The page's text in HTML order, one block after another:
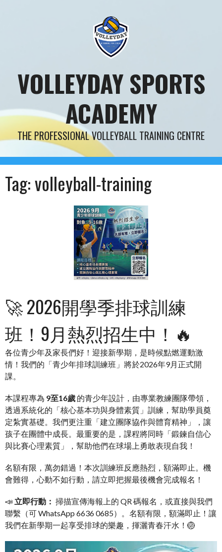
VOLLEYDAY SPORTS
ACADEMY
THE PROFESSIONAL VOLLEYBALL TRAINING CENTRE
Tag:volleyball-training
🚀 2026開學季排球訓練
班！9月熱烈招生中！🔥
各位青少年及家長們好！迎接新學期，是時候點燃運動激
情！我們的「青少年排球訓練班」將於2026年9月正式開
課。
本課程專為 9至16歲 的青少年設計，由專業教練團隊帶領，
透過系統化的「核心基本功與身體素質」訓練，幫助學員奠
定紮實基礎。我們更注重「建立團隊協作與體育精神」，讓
孩子在團體中成長。最重要的是，課程將同時「鍛鍊自信心
與比賽心理素質」，幫助他們在球場上勇敢表現自我！
名額有限，萬勿錯過！本次訓練班反應熱烈，額滿即止。機
會難得，心動不如行動，請立即把握最後機會完成報名！
📣 立即行動： 掃描宣傳海報上的 QR 碼報名，或直接與我們
聯繫（可 WhatsApp 6636 0685）。名額有限，額滿即止！讓
我們在新學期一起享受排球的樂趣，揮灑青春汗水！🏐